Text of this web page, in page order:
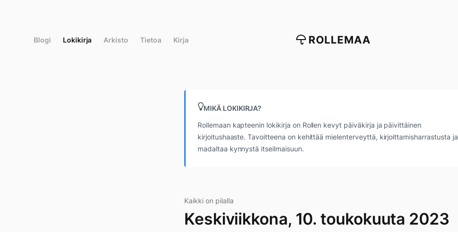
Blogi Lokikirja Arkisto Tietoa Kirja ROLLEMAA
MIKÄ LOKIKIRJA?
Rollemaan kapteenin lokikirja on Rollen kevyt päiväkirja ja päivittäinen
kirjoitushaaste. Tavoitteena on kehittää mielenterveyttä, kirjoittamisharrastusta ja
madaltaa kynnystä itseilmaisuun.
Kaikki on pilalla
Keskiviikkona, 10. toukokuuta 2023